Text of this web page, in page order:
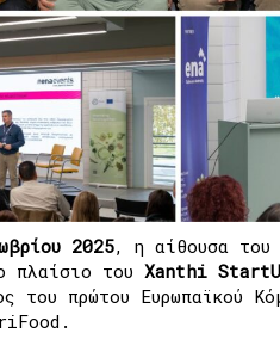
2025, η αίθουσα του
πλαίσιο του Xanthi
του πρώτου Ευρωπαϊκού